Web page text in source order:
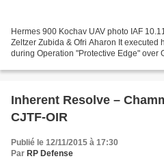
Hermes 900 Kochav UAV photo IAF 10.11.2015 IAF Site | Translation: Ohad
Zeltzer Zubida & Ofri Aharon It
during Operation "Protective Edge" over
Inherent Resolve –
CJTF-OIR
Publié le 12/11/2015 à 17:30
Par RP Defense